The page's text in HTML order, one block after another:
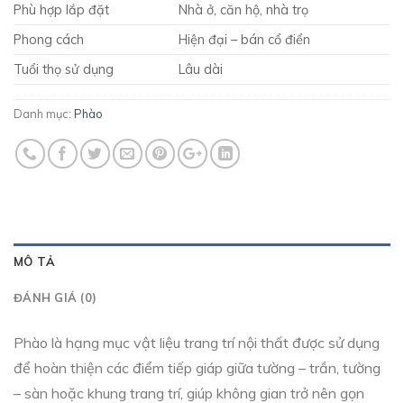
Phù hợp lắp đặt
Nhà ở, căn hộ, nhà trọ
Phong cách
Hiện đại – bán cổ điển
Tuổi thọ sử dụng
Lâu dài
Danh mục: Phào
MÔ TẢ
ĐÁNH GIÁ (0)
Phào là hạng mục vật liệu trang trí nội thất được sử dụng
để hoàn thiện các điểm tiếp giáp giữa tường – trần, tường
– sàn hoặc khung trang trí, giúp không gian trở nên gọn